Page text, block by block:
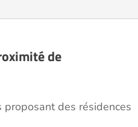
de
des résidences